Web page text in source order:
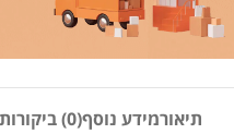
תיאורמידע נוסף(0) ביקורות